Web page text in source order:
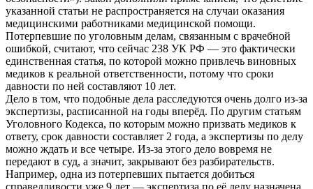
указанной статьи не распространяется на случаи оказания
медицинскими работниками медицинской помощи.
Потерпевшие по уголовным делам, связанным с врачебной
ошибкой, считают, что сейчас 238 УК РФ — это фактически
единственная статья, по которой можно привлечь виновных
медиков к реальной ответственности, потому что сроки
давности по ней составляют 10 лет.
Дело в том, что подобные дела расследуются очень долго из-за
экспертизы, расписанной на годы вперёд. По другим статьям
Уголовного Кодекса, по которым можно призвать медиков к
ответу, срок давности составляет 2 года, а экспертизы по делу
можно ждать и все четыре. Из-за этого дело вовремя не
передают в суд, а значит, закрывают без разбирательств.
Например, одна из потерпевших пытается добиться
справедливости уже 9 лет — экспертиза по её делу назначена